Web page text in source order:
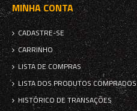
MINHA CONTA
CADASTRE-SE
CARRINHO
LISTA DE COMPRAS
LISTA DOS PRODUTOS COMPRADOS
HISTÓRICO DE TRANSAÇÕES